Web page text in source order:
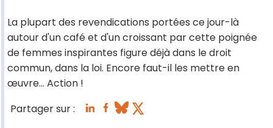
La plupart des revendications portées ce jour-là
autour d'un café et d'un croissant par cette poignée
de femmes inspirantes figure déjà dans le droit
commun, dans la loi. Encore faut-il les mettre en
œuvre… Action !
Partager sur :